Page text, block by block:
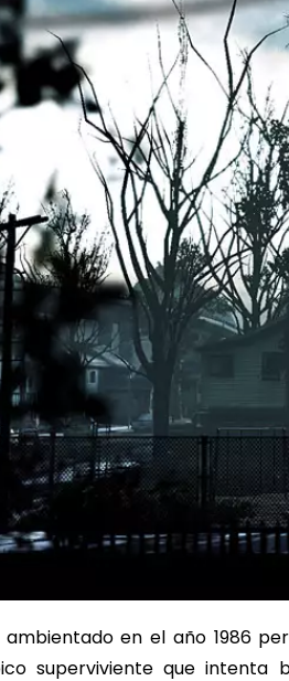
en el año 1986
superviviente que intenta